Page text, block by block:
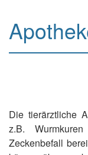
Die tierärztliche
z.B.
Zeckenbefall